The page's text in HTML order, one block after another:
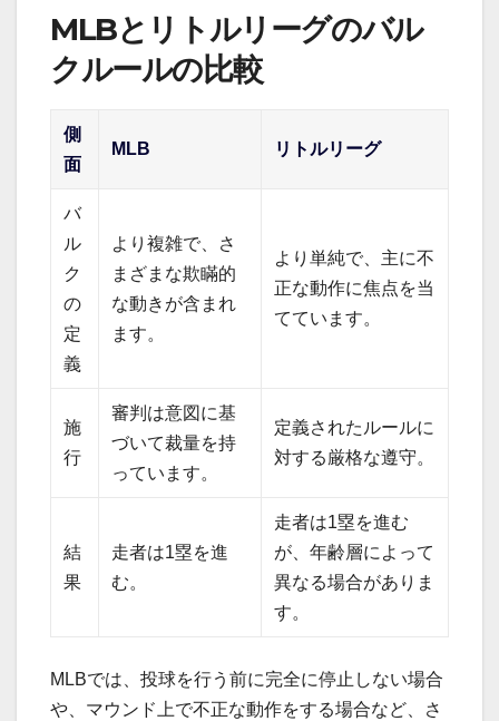
MLBとリトルリーグのバル
クルールの比較
側
面
MLB リトルリーグ
バ
ル
ク
の
定
義
より複雑で、さ
まざまな欺瞞的
な動きが含まれ
ます。
より単純で、主に不
正な動作に焦点を当
てています。
施
行
審判は意図に基
づいて裁量を持
っています。
定義されたルールに
対する厳格な遵守。
結
果
走者は1塁を進
む。
走者は1塁を進む
が、年齢層によって
異なる場合がありま
す。
MLBでは、投球を行う前に完全に停止しない場合
や、マウンド上で不正な動作をする場合など、さ